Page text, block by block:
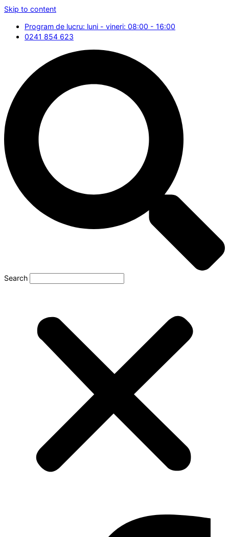
Skip to content
Program de lucru: luni - vineri: 08:00 - 16:00
0241 854 623
Search